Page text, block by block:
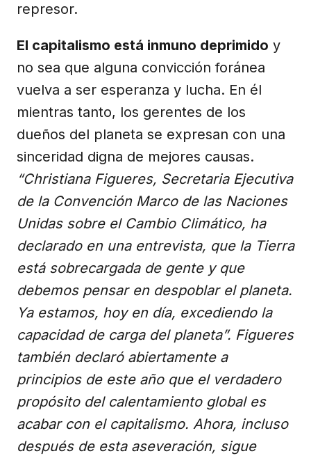
represor.
El capitalismo está inmuno deprimido y
no sea que alguna convicción foránea
vuelva a ser esperanza y lucha. En él
mientras tanto, los gerentes de los
dueños del planeta se expresan con una
sinceridad digna de mejores causas.
“Christiana Figueres, Secretaria Ejecutiva
de la Convención Marco de las Naciones
Unidas sobre el Cambio Climático, ha
declarado en una entrevista, que la Tierra
está sobrecargada de gente y que
debemos pensar en despoblar el planeta.
Ya estamos, hoy en día, excediendo la
capacidad de carga del planeta”. Figueres
también declaró abiertamente a
principios de este año que el verdadero
propósito del calentamiento global es
acabar con el capitalismo. Ahora, incluso
después de esta aseveración, sigue